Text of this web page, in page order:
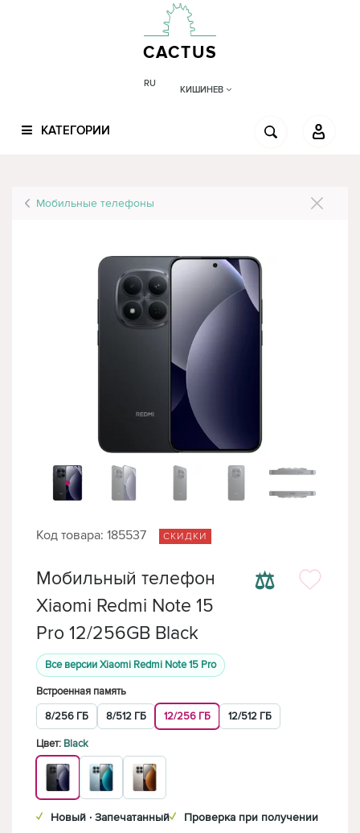
CACTUS
RU
КИШИНЕВ
КАТЕГОРИИ
Мобильные телефоны
Код товара: 185537 СКИДКИ
⚖
Мобильный телефон
Xiaomi Redmi Note 15
Pro 12/256GB Black
Все версии Xiaomi Redmi Note 15 Pro
Встроенная память
8/256 ГБ
8/512 ГБ 12/256 ГБ 12/512 ГБ
Цвет: Black
✓ Новый · Запечатанный✓ Проверка при получении